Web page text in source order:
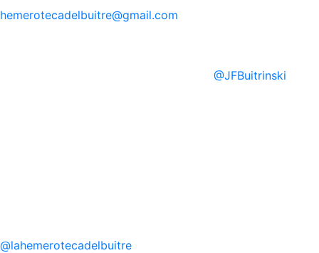
hemerotecadelbuitre@gmail.com
@JFBuitrinski
@lahemerotecadelbuitre